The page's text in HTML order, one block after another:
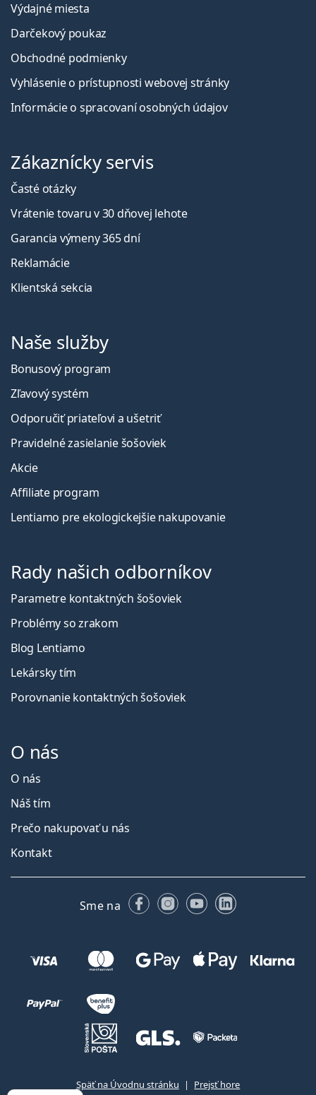
Výdajné miesta
Darčekový poukaz
Obchodné podmienky
Vyhlásenie o prístupnosti webovej stránky
Informácie o spracovaní osobných údajov
Zákaznícky servis
Časté otázky
Vrátenie tovaru v 30 dňovej lehote
Garancia výmeny 365 dní
Reklamácie
Klientská sekcia
Naše služby
Bonusový program
Zľavový systém
Odporučiť priateľovi a ušetriť
Pravidelné zasielanie šošoviek
Akcie
Affiliate program
Lentiamo pre ekologickejšie nakupovanie
Rady našich odborníkov
Parametre kontaktných šošoviek
Problémy so zrakom
Blog Lentiamo
Lekársky tím
Porovnanie kontaktných šošoviek
O nás
O nás
Náš tím
Prečo nakupovať u nás
Kontakt
Sme na FacebookuInstagrame
YouTubeLinkedIn
Späť na Úvodnu stránku Prejsť hore